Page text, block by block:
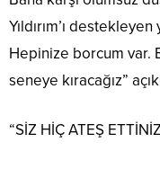
Yıldırım’ı
Hepinize borcum var.
seneye kıracağız”
“SİZ HİÇ ATEŞ